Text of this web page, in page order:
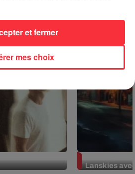
Lanskies
mes choix
et fermer